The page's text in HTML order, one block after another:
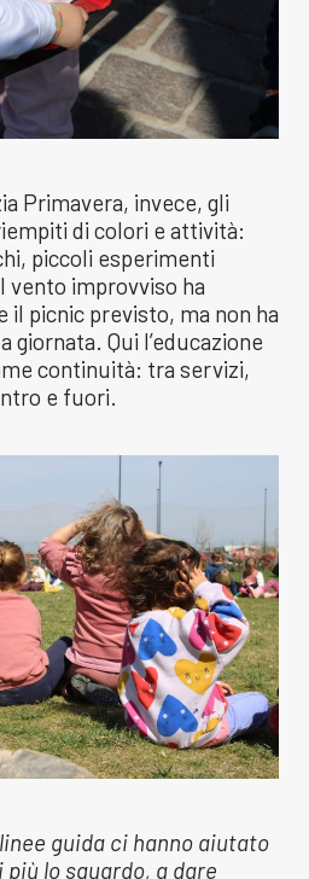
Primavera, invece, gli
di colori e attività:
piccoli esperimenti
vento improvviso ha
picnic previsto, ma non ha
giornata. Qui l’educazione
continuità: tra servizi,
e fuori.
guida ci hanno aiutato
lo sguardo, a dare